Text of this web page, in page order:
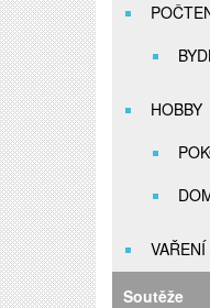
HOBBY
Soutěže